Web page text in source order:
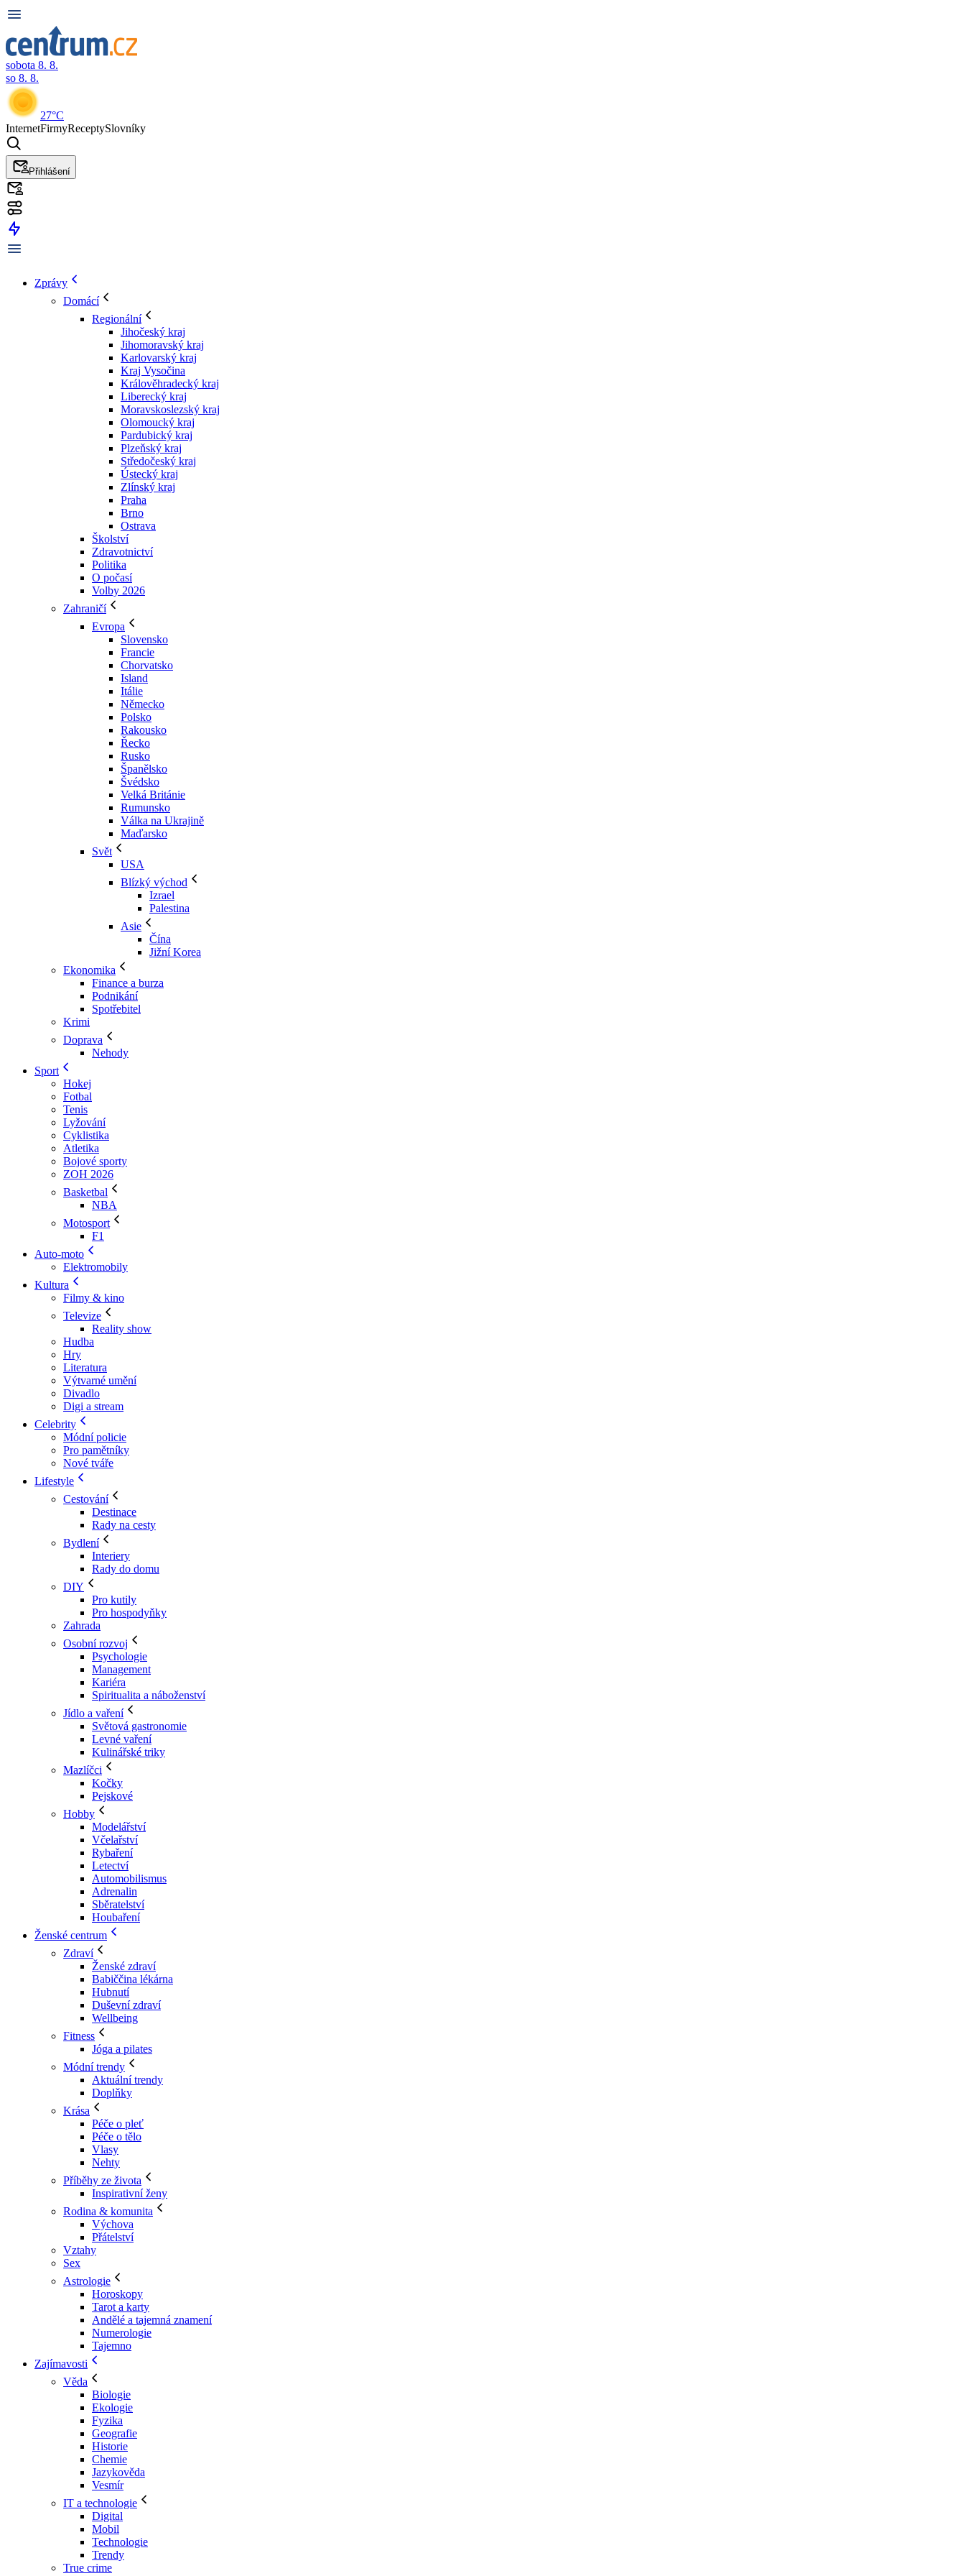
sobota 8. 8.
so 8. 8.
27°C
InternetFirmyReceptySlovníky
Přihlášení
Zprávy
Domácí
Regionální
Jihočeský kraj
Jihomoravský kraj
Karlovarský kraj
Kraj Vysočina
Králověhradecký kraj
Liberecký kraj
Moravskoslezský kraj
Olomoucký kraj
Pardubický kraj
Plzeňský kraj
Středočeský kraj
Ústecký kraj
Zlínský kraj
Praha
Brno
Ostrava
Školství
Zdravotnictví
Politika
O počasí
Volby 2026
Zahraničí
Evropa
Slovensko
Francie
Chorvatsko
Island
Itálie
Německo
Polsko
Rakousko
Řecko
Rusko
Španělsko
Švédsko
Velká Británie
Rumunsko
Válka na Ukrajině
Maďarsko
Svět
USA
Blízký východ
Izrael
Palestina
Asie
Čína
Jižní Korea
Ekonomika
Finance a burza
Podnikání
Spotřebitel
Krimi
Doprava
Nehody
Sport
Hokej
Fotbal
Tenis
Lyžování
Cyklistika
Atletika
Bojové sporty
ZOH 2026
Basketbal
NBA
Motosport
F1
Auto-moto
Elektromobily
Kultura
Filmy & kino
Televize
Reality show
Hudba
Hry
Literatura
Výtvarné umění
Divadlo
Digi a stream
Celebrity
Módní policie
Pro pamětníky
Nové tváře
Lifestyle
Cestování
Destinace
Rady na cesty
Bydlení
Interiery
Rady do domu
DIY
Pro kutily
Pro hospodyňky
Zahrada
Osobní rozvoj
Psychologie
Management
Kariéra
Spiritualita a náboženství
Jídlo a vaření
Světová gastronomie
Levné vaření
Kulinářské triky
Mazlíčci
Kočky
Pejskové
Hobby
Modelářství
Včelařství
Rybaření
Letectví
Automobilismus
Adrenalin
Sběratelství
Houbaření
Ženské centrum
Zdraví
Ženské zdraví
Babiččina lékárna
Hubnutí
Duševní zdraví
Wellbeing
Fitness
Jóga a pilates
Módní trendy
Aktuální trendy
Doplňky
Krása
Péče o pleť
Péče o tělo
Vlasy
Nehty
Příběhy ze života
Inspirativní ženy
Rodina & komunita
Výchova
Přátelství
Vztahy
Sex
Astrologie
Horoskopy
Tarot a karty
Andělé a tajemná znamení
Numerologie
Tajemno
Zajímavosti
Věda
Biologie
Ekologie
Fyzika
Geografie
Historie
Chemie
Jazykověda
Vesmír
IT a technologie
Digital
Mobil
Technologie
Trendy
True crime